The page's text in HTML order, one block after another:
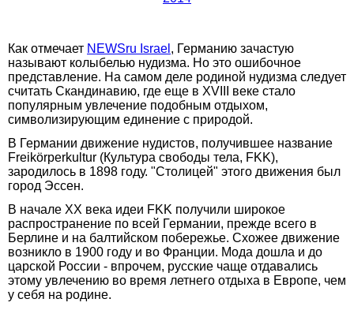
Как отмечает NEWSru Israel , Германию зачастую
называют колыбелью нудизма. Но это ошибочное
представление. На самом деле родиной нудизма следует
считать Скандинавию, где еще в XVIII веке стало
популярным увлечение подобным отдыхом,
символизирующим единение с природой.
В Германии движение нудистов, получившее название
Freikörperkultur (Культура свободы тела, FKK),
зародилось в 1898 году. "Столицей" этого движения был
город Эссен.
В начале XX века идеи FKK получили широкое
распространение по всей Германии, прежде всего в
Берлине и на балтийском побережье. Схожее движение
возникло в 1900 году и во Франции. Мода дошла и до
царской России - впрочем, русские чаще отдавались
этому увлечению во время летнего отдыха в Европе, чем
у себя на родине.